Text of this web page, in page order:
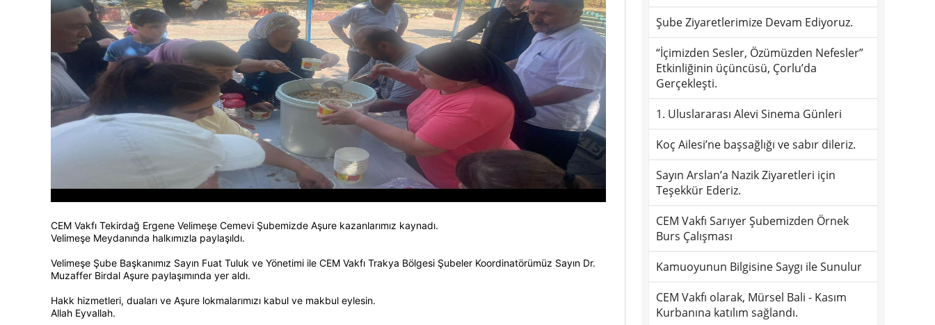
CEM Vakfı Tekirdağ Ergene Velimeşe Cemevi Şubemizde Aşure kazanlarımız kaynadı.
Velimeşe Meydanında halkımızla paylaşıldı.
Velimeşe Şube Başkanımız Sayın Fuat Tuluk ve Yönetimi ile CEM Vakfı Trakya Bölgesi Şubeler Koordinatörümüz Sayın Dr.
Muzaffer Birdal Aşure paylaşımında yer aldı.
Hakk hizmetleri, duaları ve Aşure lokmalarımızı kabul ve makbul eylesin.
Allah Eyvallah.
Şube Ziyaretlerimize Devam Ediyoruz.
“İçimizden Sesler, Özümüzden Nefesler”
Etkinliğinin üçüncüsü, Çorlu’da
Gerçekleşti.
1. Uluslararası Alevi Sinema Günleri
Koç Ailesi’ne başsağlığı ve sabır dileriz.
Sayın Arslan’a Nazik Ziyaretleri için
Teşekkür Ederiz.
CEM Vakfı Sarıyer Şubemizden Örnek
Burs Çalışması
Kamuoyunun Bilgisine Saygı ile Sunulur
CEM Vakfı olarak, Mürsel Bali - Kasım
Kurbanına katılım sağlandı.